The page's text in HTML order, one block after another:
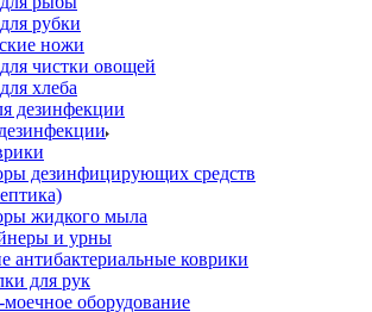
рубки
ножи
чистки овощей
хлеба
дезинфицирующих средств
жидкого мыла
и урны
антибактериальные коврики
для рук